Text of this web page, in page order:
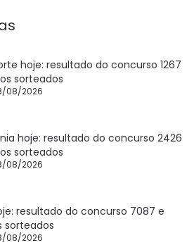
hoje: resultado do concurso 1267
sorteados
08/2026
hoje: resultado do concurso 2426
sorteados
08/2026
resultado do concurso 7087 e
sorteados
08/2026